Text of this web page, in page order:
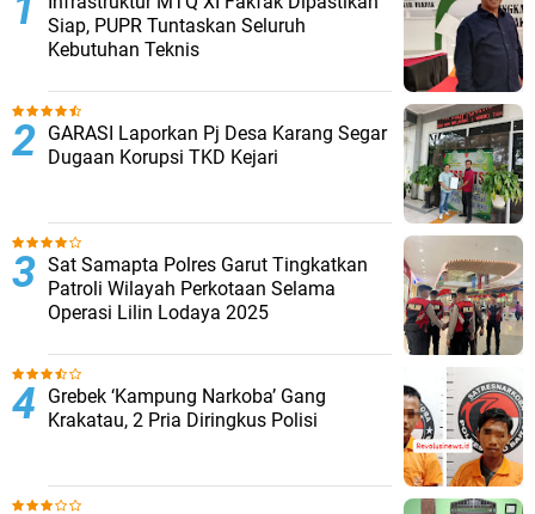
Siap, PUPR Tuntaskan Seluruh
Kebutuhan Teknis
GARASI Laporkan Pj Desa Karang Segar
Dugaan Korupsi TKD Kejari ‎
Sat Samapta Polres Garut Tingkatkan
Patroli Wilayah Perkotaan Selama
Operasi Lilin Lodaya 2025
Grebek ‘Kampung Narkoba’ Gang
Krakatau, 2 Pria Diringkus Polisi